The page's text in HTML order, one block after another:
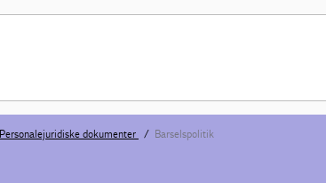
Personalejuridiske dokumenter Barselspolitik